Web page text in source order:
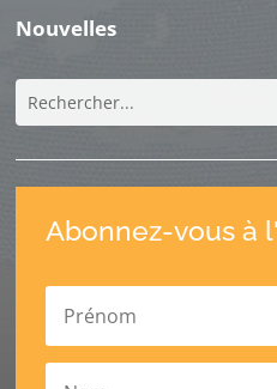
Nouvelles
Abonnez-vous à